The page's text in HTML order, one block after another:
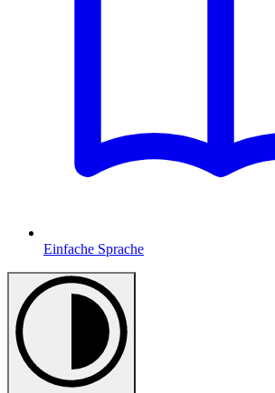
Einfache Sprache